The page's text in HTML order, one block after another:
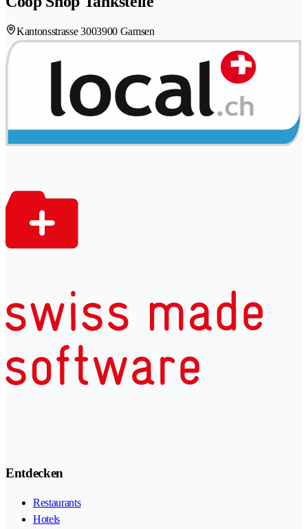
Kantonsstrasse 3003900 Gamsen
Entdecken
Restaurants
Hotels